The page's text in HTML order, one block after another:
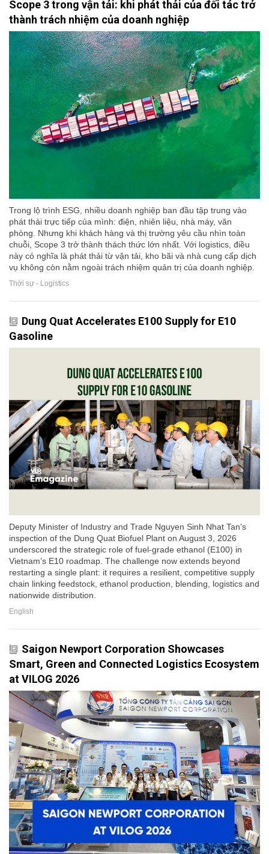
Scope 3 trong vận tải: khi phát thải của đối tác trở
thành trách nhiệm của doanh nghiệp
Trong lộ trình ESG, nhiều doanh nghiệp ban đầu tập trung vào
phát thải trực tiếp của mình: điện, nhiên liệu, nhà máy, văn
phòng. Nhưng khi khách hàng và thị trường yêu cầu nhìn toàn
chuỗi, Scope 3 trở thành thách thức lớn nhất. Với logistics, điều
này có nghĩa là phát thải từ vận tải, kho bãi và nhà cung cấp dịch
vụ không còn nằm ngoài trách nhiệm quản trị của doanh nghiệp.
Thời sự - Logistics
Dung Quat Accelerates E100 Supply for E10
Gasoline
Deputy Minister of Industry and Trade Nguyen Sinh Nhat Tan’s
inspection of the Dung Quat Biofuel Plant on August 3, 2026
underscored the strategic role of fuel-grade ethanol (E100) in
Vietnam’s E10 roadmap. The challenge now extends beyond
restarting a single plant: it requires a resilient, competitive supply
chain linking feedstock, ethanol production, blending, logistics and
nationwide distribution.
English
Saigon Newport Corporation Showcases
Smart, Green and Connected Logistics Ecosystem
at VILOG 2026